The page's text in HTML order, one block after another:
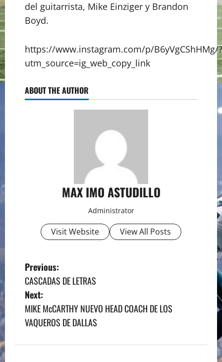
del guitarrista, Mike Einziger y Brandon
Boyd.
https://www.instagram.com/p/B6yVgCShHMg/?
utm_source=ig_web_copy_link
ABOUT THE AUTHOR
MAX IMO ASTUDILLO
Administrator
Visit Website View All Posts
P
o
s
t
Previous:
CASCADAS DE LETRAS
Next:
MIKE McCARTHY NUEVO HEAD COACH DE LOS
VAQUEROS DE DALLAS